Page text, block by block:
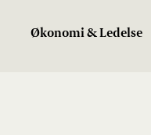
Økonomi & Ledelse